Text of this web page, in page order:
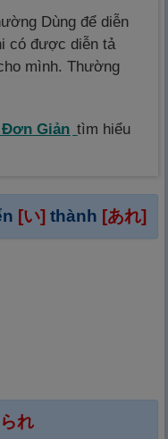
Dùng để diễn
có được diễn tả
mình. Thường
Đơn Giản tìm hiểu
[い] thành [あれ]
られ